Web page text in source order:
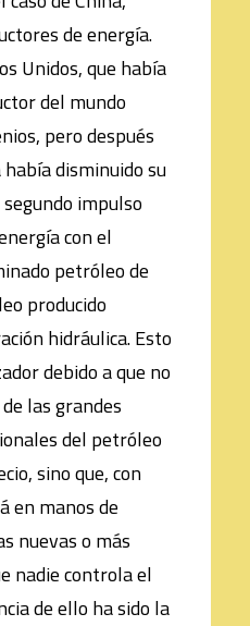
de energía.
Unidos, que había
del mundo
pero después
disminuido su
impulso
con el
petróleo de
producido
hidráulica. Esto
debido a que no
las grandes
del petróleo
sino que, con
en manos de
nuevas o más
nadie controla el
de ello ha sido la